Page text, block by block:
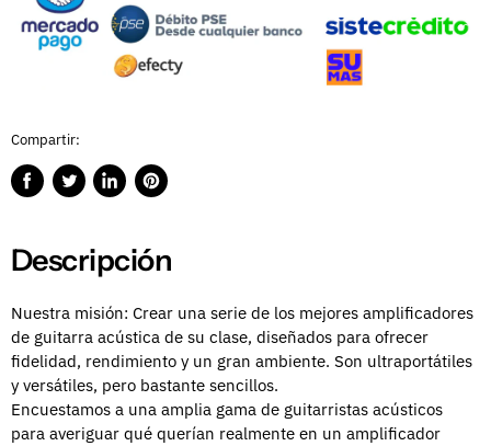
Compartir:
CompartirPublicarCompartirGuardar
Descripción
Nuestra misión: Crear una serie de los mejores amplificadores
de guitarra acústica de su clase, diseñados para ofrecer
fidelidad, rendimiento y un gran ambiente. Son ultraportátiles
y versátiles, pero bastante sencillos.
Encuestamos a una amplia gama de guitarristas acústicos
para averiguar qué querían realmente en un amplificador